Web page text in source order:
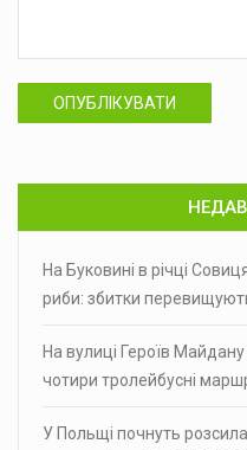
ОПУБЛІКУВАТИ
На Буковині в річці
риби: збитки
На вулиці Героїв
чотири тролейбусні
У Польщі почнуть